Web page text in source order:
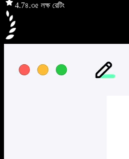
4.7৪.৩৫ লক্ষ রেটিং